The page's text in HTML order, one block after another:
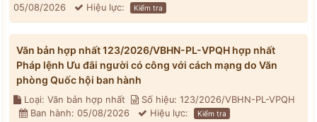
05/08/2026
Hiệu lực: Kiểm tra
Văn bản hợp nhất 123/2026/VBHN-PL-VPQH hợp nhất
Pháp lệnh Ưu đãi người có công với cách mạng do Văn
phòng Quốc hội ban hành
Loại: Văn bản hợp nhất
Số hiệu: 123/2026/VBHN-PL-VPQH
Ban hành: 05/08/2026
Hiệu lực: Kiểm tra